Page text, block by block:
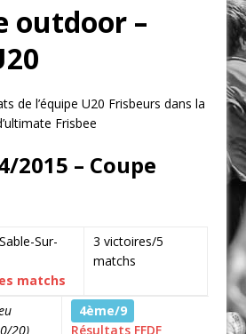
outdoor –
de l’équipe U20 Frisbeurs dans la
Frisbee
2015 – Coupe
Sur-
matchs
3 victoires/5
matchs
20)
4ème/9
Résultats FFDF